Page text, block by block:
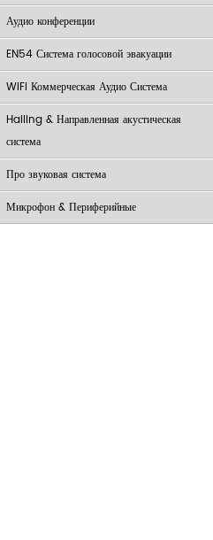
Аудио конференции
EN54 Система голосовой эвакуации
WiFi Коммерческая Аудио Система
Hailing & Направленная акустическая
система
Про звуковая система
Микрофон & Периферийные